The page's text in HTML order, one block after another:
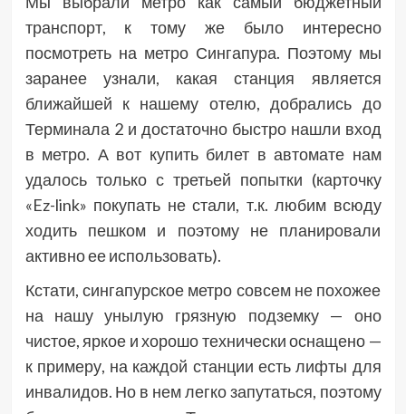
транспорт, к тому же было интересно
посмотреть на метро Сингапура. Поэтому мы
заранее узнали, какая станция является
ближайшей к нашему отелю, добрались до
Терминала 2 и достаточно быстро нашли вход
в метро. А вот купить билет в автомате нам
удалось только с третьей попытки (карточку
«Ez-link» покупать не стали, т.к. любим всюду
ходить пешком и поэтому не планировали
активно ее использовать).
Кстати, сингапурское метро совсем не похожее
на нашу унылую грязную подземку — оно
чистое, яркое и хорошо технически оснащено —
к примеру, на каждой станции есть лифты для
инвалидов. Но в нем легко запутаться, поэтому